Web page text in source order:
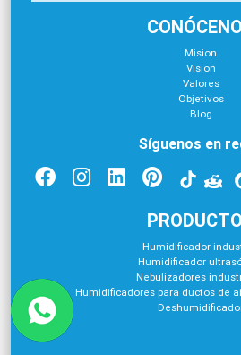
Mision
Vision
Valores
Objetivos
Blog
Síguenos en
Humidificador
Humidificador
Nebulizadores
Humidificadores para ductos de